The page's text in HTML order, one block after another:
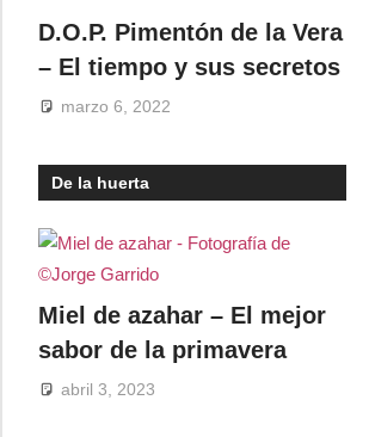
D.O.P. Pimentón de la Vera
– El tiempo y sus secretos
marzo 6, 2022
De la huerta
Miel de azahar – El mejor
sabor de la primavera
abril 3, 2023